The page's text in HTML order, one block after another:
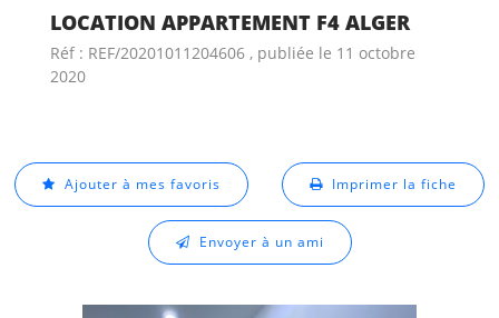
LOCATION APPARTEMENT F4 ALGER
Réf : REF/20201011204606 , publiée le 11 octobre
2020
Ajouter à mes favoris Imprimer la fiche
Envoyer à un ami